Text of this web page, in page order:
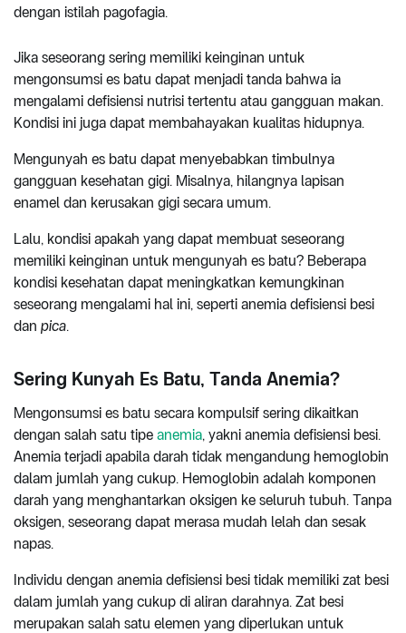
dengan istilah pagofagia.
Jika seseorang sering memiliki keinginan untuk
mengonsumsi es batu dapat menjadi tanda bahwa ia
mengalami defisiensi nutrisi tertentu atau gangguan makan.
Kondisi ini juga dapat membahayakan kualitas hidupnya.
Mengunyah es batu dapat menyebabkan timbulnya
gangguan kesehatan gigi. Misalnya, hilangnya lapisan
enamel dan kerusakan gigi secara umum.
Lalu, kondisi apakah yang dapat membuat seseorang
memiliki keinginan untuk mengunyah es batu? Beberapa
kondisi kesehatan dapat meningkatkan kemungkinan
seseorang mengalami hal ini, seperti anemia defisiensi besi
dan pica.
Sering Kunyah Es Batu, Tanda Anemia?
Mengonsumsi es batu secara kompulsif sering dikaitkan
dengan salah satu tipe anemia, yakni anemia defisiensi besi.
Anemia terjadi apabila darah tidak mengandung hemoglobin
dalam jumlah yang cukup. Hemoglobin adalah komponen
darah yang menghantarkan oksigen ke seluruh tubuh. Tanpa
oksigen, seseorang dapat merasa mudah lelah dan sesak
napas.
Individu dengan anemia defisiensi besi tidak memiliki zat besi
dalam jumlah yang cukup di aliran darahnya. Zat besi
merupakan salah satu elemen yang diperlukan untuk